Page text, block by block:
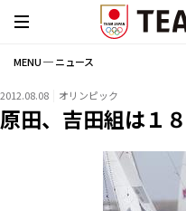
MENU ─ ニュース
2012.08.08 オリンピック
原田、吉田組は１